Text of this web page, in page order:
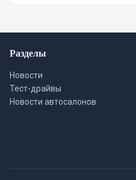
Разделы
Новости
Тест-драйвы
Новости автосалонов